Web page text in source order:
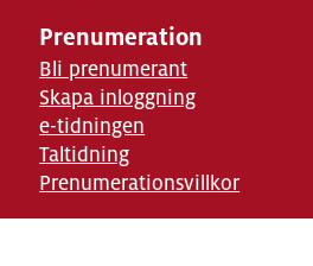
Prenumeration
Bli prenumerant
Skapa inloggning
e-tidningen
Taltidning
Prenumerationsvillkor